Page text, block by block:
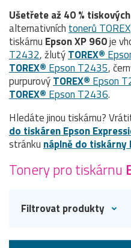
Ušetřete až 40 %
alternativních tonerů TOREX
tiskárnu Epson XP 960je
T2432, žlutýTOREX®
TOREX® Epson T2435,
purpurovýTOREX® Epson
TOREX® Epson T2436.
Hledáte jinou tiskárnu?
do tiskáren Epson
stránku náplně do tiskárny
Tonery pro tiskárnu
Filtrovat produkty